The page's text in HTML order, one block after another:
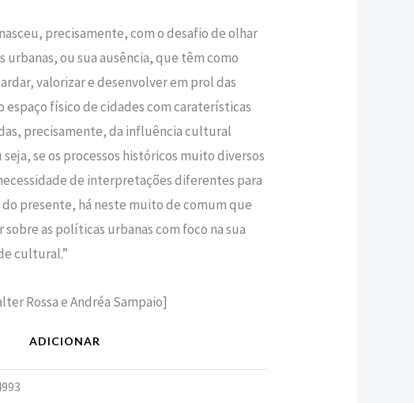
precisamente, com o desafio de olhar
urbanas, ou sua ausência, que têm como
valorizar e desenvolver em prol das
espaço físico de cidades com caraterísticas
precisamente, da influência cultural
se os processos históricos muito diversos
de interpretações diferentes para
do presente, há neste muito de comum que
as políticas urbanas com foco na sua
cultural.”
Rossa e Andréa Sampaio]
ADICIONAR